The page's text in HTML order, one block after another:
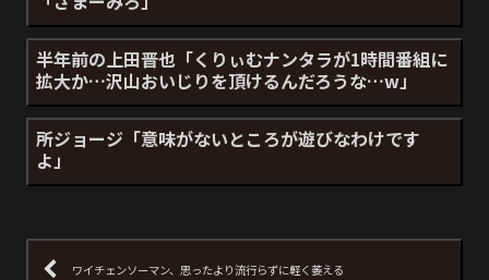
半年前の上田晋也「くりぃむナンタラが1時間番組に
拡大か…沢山おいじりを頂けるんだろうな…w」
所ジョージ「意味がないところが遊びなわけです
よ」
ワイチェンソーマン、思ったより流行らずに軽く萎える